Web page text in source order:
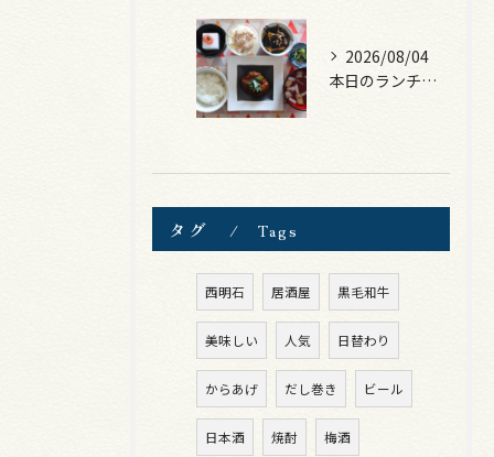
2026/08/04
本日のランチは、煮込みハンバーグ！
タグ Tags
西明石 居酒屋 黒毛和牛
美味しい 人気 日替わり
からあげ だし巻き ビール
日本酒 焼酎 梅酒